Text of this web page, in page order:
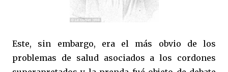
Este, sin embargo, era el más obvio de los
problemas de salud asociados a los cordones